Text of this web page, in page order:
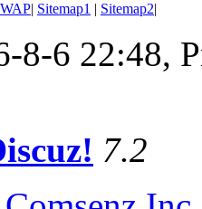
WAP| Sitemap1 | Sitemap2|
8-6 22:48,
7.2